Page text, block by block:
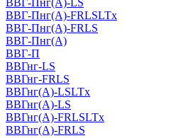
ВВГ-Пнг(А)-LS
ВВГ-Пнг(А)-FRLSLTx
ВВГ-Пнг(А)-FRLS
ВВГ-Пнг(А)
ВВГ-П
ВВГнг-LS
ВВГнг-FRLS
ВВГнг(А)-LSLTx
ВВГнг(А)-LS
ВВГнг(А)-FRLSLTx
ВВГнг(А)-FRLS